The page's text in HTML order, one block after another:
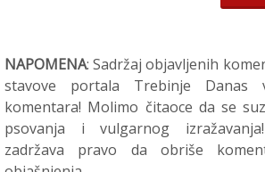
NAPOMENA: Sadržaj objavljenih
stavove portala Trebinje Danas
komentara! Molimo čitaoce da se
psovanja i vulgarnog
zadržava pravo da obriše